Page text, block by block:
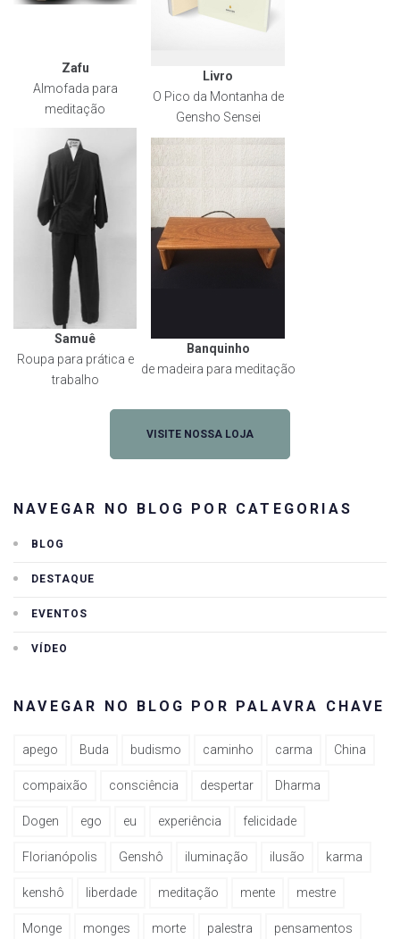
Zafu
Almofada para
meditação
Livro
O Pico da Montanha de
Gensho Sensei
Samuê
Roupa para prática e
trabalho
Banquinho
de madeira para meditação
VISITE NOSSA LOJA
NAVEGAR NO BLOG POR CATEGORIAS
BLOG
DESTAQUE
EVENTOS
VÍDEO
NAVEGAR NO BLOG POR PALAVRA CHAVE
apego Buda budismo caminho carma China
compaixão consciência despertar Dharma
Dogen ego eu experiência felicidade
Florianópolis Genshô iluminação ilusão karma
kenshô liberdade meditação mente mestre
Monge monges morte palestra pensamentos